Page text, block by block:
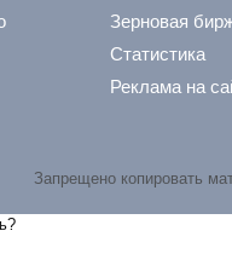
Зерновая
Статистика
Реклама на
Запрещено копировать